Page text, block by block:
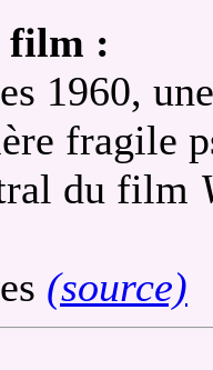
film :
1960,
fragile
du film
(source)